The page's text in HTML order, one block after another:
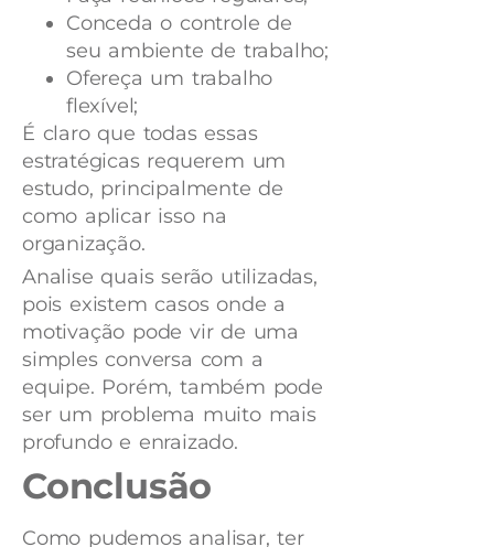
Conceda o controle de
seu ambiente de trabalho;
Ofereça um trabalho
flexível;
É claro que todas essas
estratégicas requerem um
estudo, principalmente de
como aplicar isso na
organização.
Analise quais serão utilizadas,
pois existem casos onde a
motivação pode vir de uma
simples conversa com a
equipe. Porém, também pode
ser um problema muito mais
profundo e enraizado.
Conclusão
Como pudemos analisar, ter